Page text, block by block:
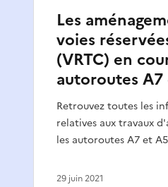
Les
voies
(VRTC) en
autoroutes A7
Retrouvez toutes les
relatives aux travaux
les autoroutes A7 et
29 juin 2021